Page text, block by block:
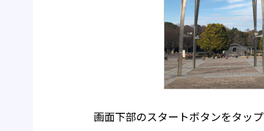
画面下部のスタートボタンをタッ